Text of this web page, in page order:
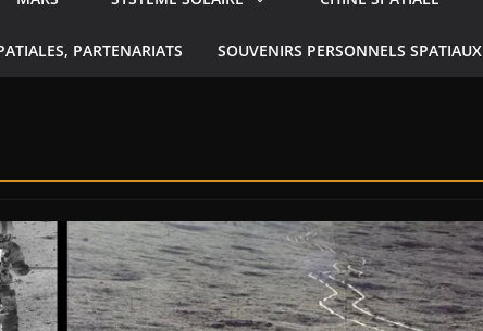
PARTENARIATS SOUVENIRS PERSONNELS SPATIAUX